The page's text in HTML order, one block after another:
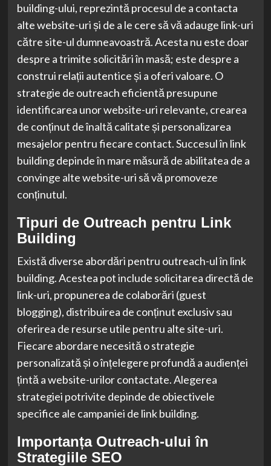
building-ului, reprezintă procesul de a contacta
alte website-uri și de a le cere să vă adauge link-uri
către site-ul dumneavoastră. Acesta nu este doar
despre a trimite solicitări în masă; este despre a
construi relații autentice și a oferi valoare. O
strategie de outreach eficientă presupune
identificarea unor website-uri relevante, crearea
de conținut de înaltă calitate și personalizarea
mesajelor pentru fiecare contact. Succesul în link
building depinde în mare măsură de abilitatea de a
convinge alte website-uri să vă promoveze
conținutul.
Tipuri de Outreach pentru Link
Building
Există diverse abordări pentru outreach-ul în link
building. Acestea pot include solicitarea directă de
link-uri, propunerea de colaborări (guest
blogging), distribuirea de conținut exclusiv sau
oferirea de resurse utile pentru alte site-uri.
Fiecare abordare necesită o strategie
personalizată și o înțelegere profundă a audienței
țintă a website-urilor contactate. Alegerea
strategiei potrivite depinde de obiectivele
specifice ale campaniei de link building.
Importanța Outreach-ului în
Strategiile SEO